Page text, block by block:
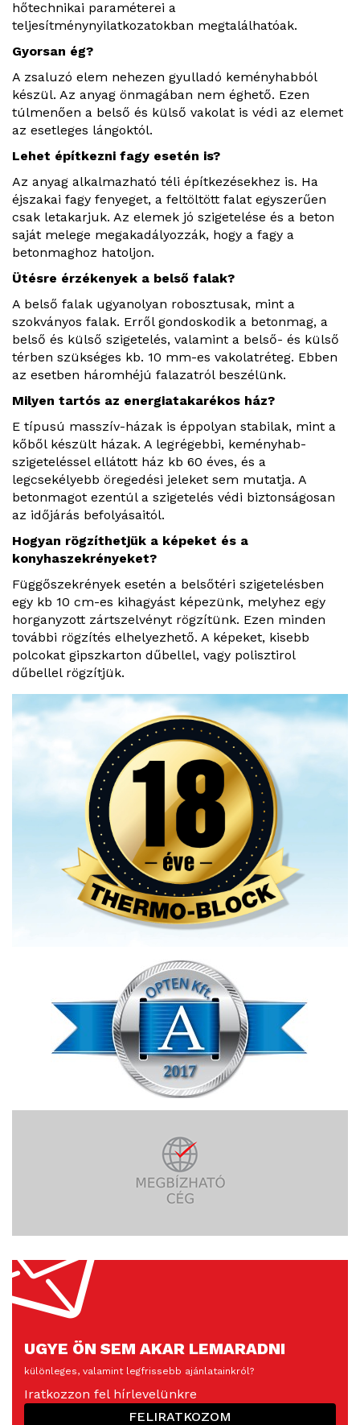
hőtechnikai paraméterei a
teljesítménynyilatkozatokban megtalálhatóak.
Gyorsan ég?
A zsaluzó elem nehezen gyulladó keményhabból
készül. Az anyag önmagában nem éghető. Ezen
túlmenően a belső és külső vakolat is védi az elemet
az esetleges lángoktól.
Lehet építkezni fagy esetén is?
Az anyag alkalmazható téli építkezésekhez is. Ha
éjszakai fagy fenyeget, a feltöltött falat egyszerűen
csak letakarjuk. Az elemek jó szigetelése és a beton
saját melege megakadályozzák, hogy a fagy a
betonmaghoz hatoljon.
Ütésre érzékenyek a belső falak?
A belső falak ugyanolyan robosztusak, mint a
szokványos falak. Erről gondoskodik a betonmag, a
belső és külső szigetelés, valamint a belső- és külső
térben szükséges kb. 10 mm-es vakolatréteg. Ebben
az esetben háromhéjú falazatról beszélünk.
Milyen tartós az energiatakarékos ház?
E típusú masszív-házak is éppolyan stabilak, mint a
kőből készült házak. A legrégebbi, keményhab­
szigeteléssel ellátott ház kb 60 éves, és a
legcsekélyebb öregedési jeleket sem mutatja. A
betonmagot ezentúl a szigetelés védi biztonságosan
az időjárás befolyásaitól.
Hogyan rögzíthetjük a képeket és a
konyhaszekrényeket?
Függőszekrények esetén a belsőtéri szigetelésben
egy kb 10 cm-es kihagyást képezünk, melyhez egy
horganyzott zártszelvényt rögzítünk. Ezen minden
további rögzítés elhelyezhető. A képeket, kisebb
polcokat gipszkarton dűbellel, vagy polisztirol
dűbellel rögzítjük.
UGYE ÖN SEM AKAR LEMARADNI
különleges, valamint legfrissebb ajánlatainkról?
Iratkozzon fel hírlevelünkre
FELIRATKOZOM